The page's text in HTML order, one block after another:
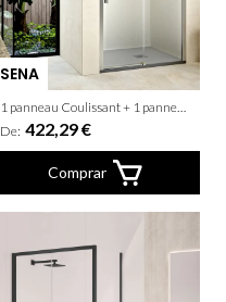
SENA
1 panneau Coulissant + 1 panneau fixe
De: 422,29 €
Comprar